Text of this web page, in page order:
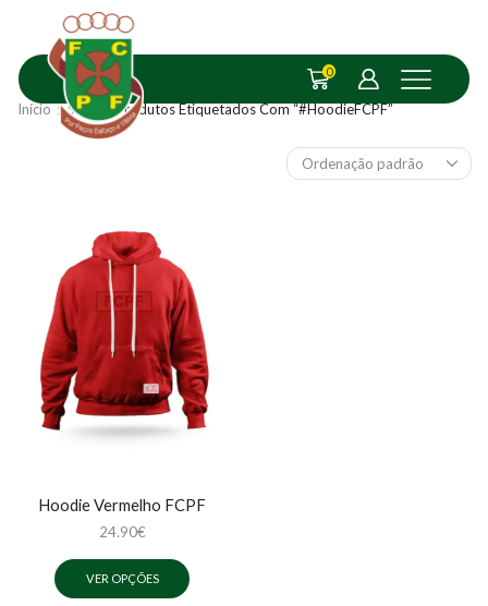
0
Início Shop Produtos Etiquetados Com “#HoodieFCPF”
Hoodie Vermelho FCPF
24.90€
VER OPÇÕES